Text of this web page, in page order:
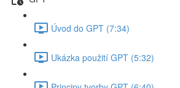
Úvod do GPT (7:34)
Ukázka použití GPT (5:32)